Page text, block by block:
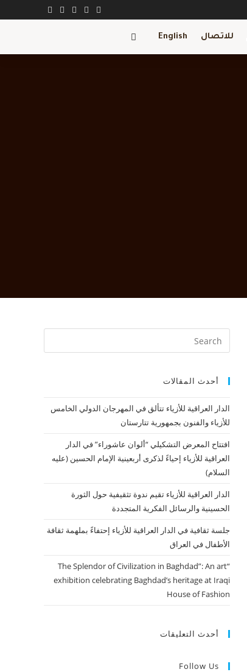
للاتصال English
أحدث المقالات
الدار العراقية للأزياء تتألق في المهرجان الدولي الخامس
للأزياء والفنون بجمهورية تتارستان
افتتاح المعرض التشكيلي “ألوان عاشوراء” في الدار
العراقية للأزياء إحياءً لذكرى أربعينية الإمام الحسين (عليه
السلام)
الدار العراقية للأزياء تقيم ندوة تثقيفية حول الثورة
الحسينية والرسائل الفكرية المتجددة
جلسة ثقافية في الدار العراقية للأزياء إحتفاءً بملهمة ثقافة
الأطفال في العراق
“The Splendor of Civilization in Baghdad”: An art
exhibition celebrating Baghdad’s heritage at Iraqi
House of Fashion
أحدث التعليقات
Follow Us